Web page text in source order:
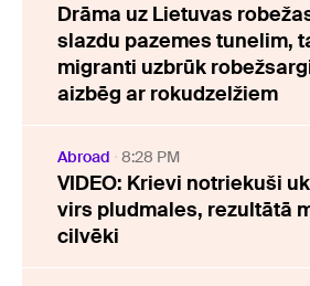
Drāma uz Lietuvas
slazdu pazemes tunelim,
migranti uzbrūk
aizbēg ar rokudzelžiem
Abroad 8:28 PM
VIDEO: Krievi notriekuši
virs pludmales, rezultātā
cilvēki